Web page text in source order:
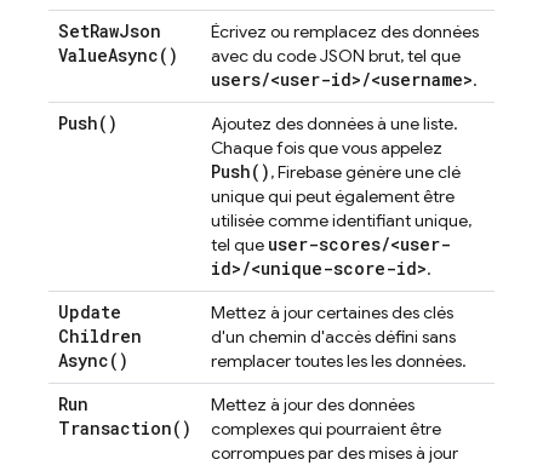
SetRawJson
ValueAsync( )
Écrivez ou remplacez des données
avec du code JSON brut, tel que
users/<user-id>/<username>.
Push( )
Ajoutez des données à une liste.
Chaque fois que vous appelez
Push( ), Firebase génère une clé
unique qui peut également être
utilisée comme identifiant unique,
tel que user-scores/<user-
id>/<unique-score-id>.
Update
Children
Async( )
Mettez à jour certaines des clés
d'un chemin d'accès défini sans
remplacer toutes les les données.
Run
Transaction( )
Mettez à jour des données
complexes qui pourraient être
corrompues par des mises à jour